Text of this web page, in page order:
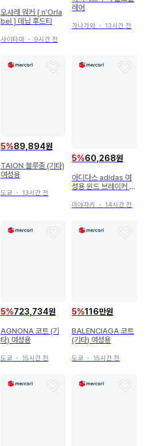
오샤레 워커 [ n'Orla
bel ] 데님 후드티
사이타마・ 9시간 전
레어
가나가와 ・ 13시간 전
5%89,894원
TAION 블루종 (기타)
여성용
도쿄 ・ 13시간 전
5%60,268원
아디다스 adidas 여
성용 윈드 브레이커 블
미야자키 ・ 14시간 전
5%723,734원
AGNONA 코트 (기
타) 여성용
도쿄 ・ 15시간 전
5%116만원
BALENCIAGA 코트
(기타) 여성용
도쿄 ・ 15시간 전